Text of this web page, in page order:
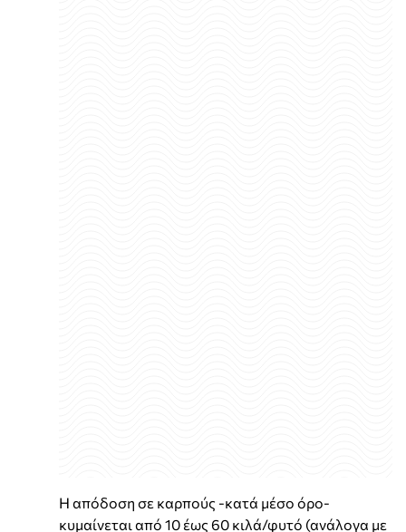
Η απόδοση σε καρπούς -κατά μέσο όρο-
κυμαίνεται από 10 έως 60 κιλά/φυτό (ανάλογα με